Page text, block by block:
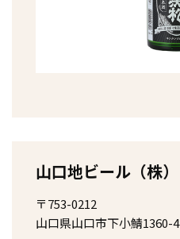
山口地ビール（株）
〒753-0212
山口県山口市下小鯖1360-4